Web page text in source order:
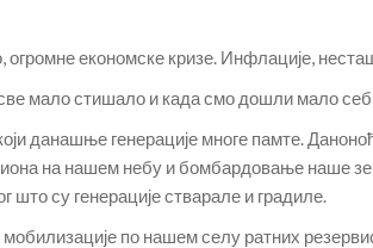
огромне економске кризе. Инфлације,
мало стишало и када смо дошли мало
данашње генерације многе памте.
на нашем небу и бомбардовање наше
што су генерације стварале и градиле.
по нашем селу ратних